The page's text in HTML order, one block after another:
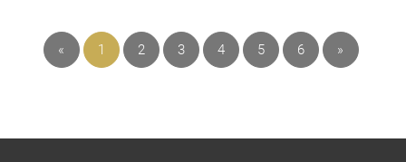
« 1 2 3 4 5 6 »